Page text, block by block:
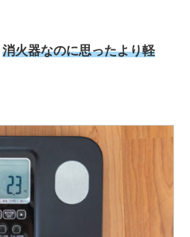
消火器なのに思ったより軽